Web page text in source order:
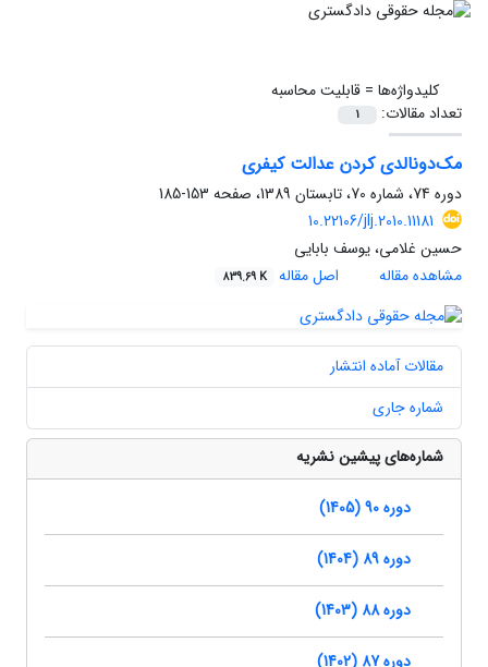
کلیدواژه‌ها =قابلیت محاسبه
تعداد مقالات:
1
مک‌دونالدی کردن عدالت کیفری
دوره 74، شماره 70، تابستان 1389، صفحه
153-185
10.22106/jlj.2010.11181
حسین غلامی، یوسف بابایی
مشاهده مقاله
اصل مقاله 839.69 K
مقالات آماده انتشار
شماره جاری
شماره‌های پیشین نشریه
دوره 90 (1405)
دوره 89 (1404)
دوره 88 (1403)
دوره 87 (1402)